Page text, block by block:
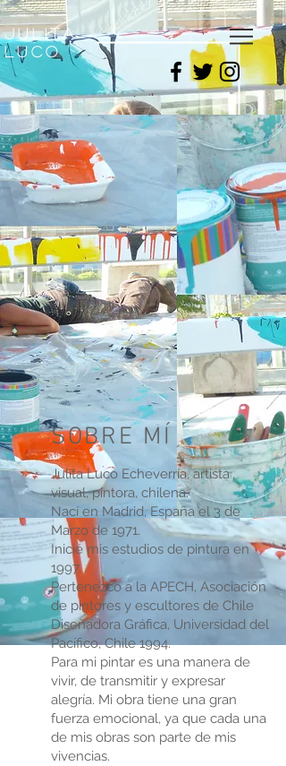
julitA
luco
SOBRE MÍ
Julita Luco Echeverría, artista
visual, pintora, chilena.
Nací en Madrid, España el 3 de
Marzo de 1971.
Inicié mis estudios de pintura en
1997.
Pertenezco a la APECH, Asociación
de pintores y escultores de Chile
Diseñadora Gráfica, Universidad del
Pacífico, Chile 1994.
Para mi pintar es una manera de
vivir, de transmitir y expresar
alegría. Mi obra tiene una gran
fuerza emocional, ya que cada una
de mis obras son parte de mis
vivencias.